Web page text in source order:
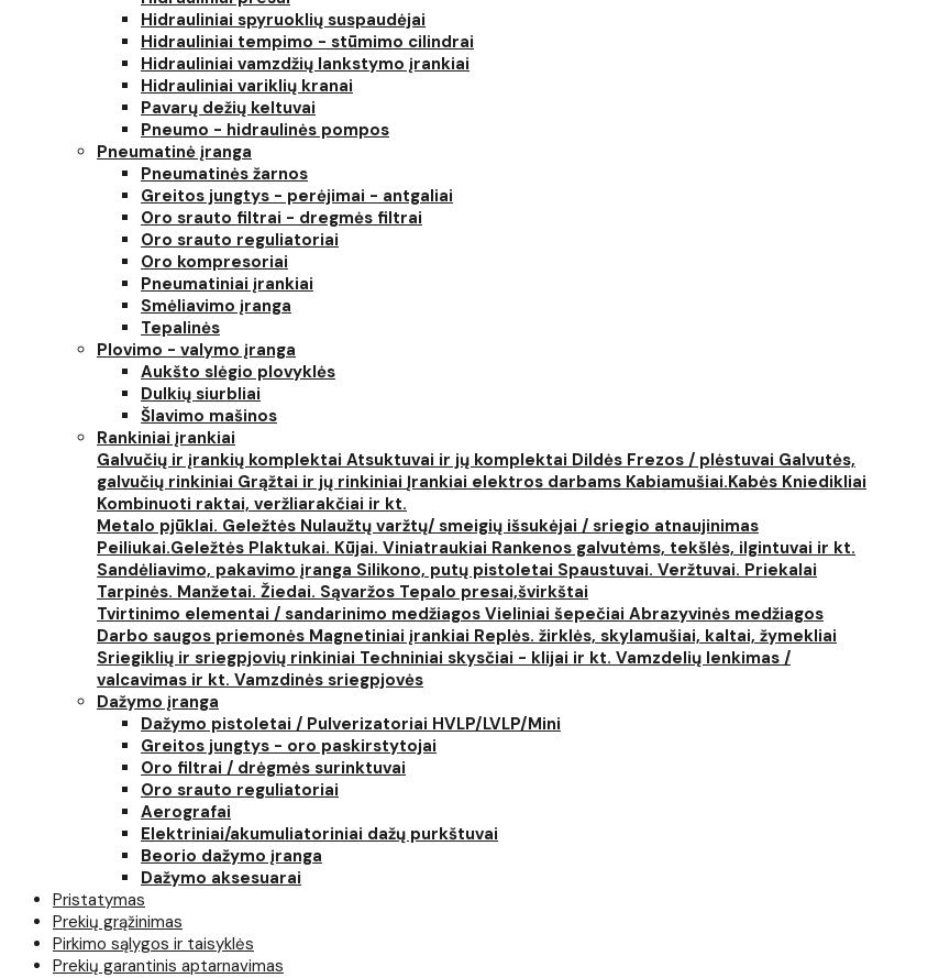
Hidrauliniai spyruoklių suspaudėjai
Hidrauliniai tempimo - stūmimo cilindrai
Hidrauliniai vamzdžių lankstymo įrankiai
Hidrauliniai variklių kranai
Pavarų dežių keltuvai
Pneumo - hidraulinės pompos
Pneumatinė įranga
Pneumatinės žarnos
Greitos jungtys - perėjimai - antgaliai
Oro srauto filtrai - dregmės filtrai
Oro srauto reguliatoriai
Oro kompresoriai
Pneumatiniai įrankiai
Smėliavimo įranga
Tepalinės
Plovimo - valymo įranga
Aukšto slėgio plovyklės
Dulkių siurbliai
Šlavimo mašinos
Rankiniai įrankiai
Galvučių ir įrankių komplektai Atsuktuvai ir jų komplektai Dildės Frezos / plėstuvai Galvutės,
galvučių rinkiniai Grąžtai ir jų rinkiniai Įrankiai elektros darbams Kabiamušiai.Kabės Kniedikliai
Kombinuoti raktai, veržliarakčiai ir kt.
Metalo pjūklai. Geležtės Nulaužtų varžtų/ smeigių išsukėjai / sriegio atnaujinimas
Peiliukai.Geležtės Plaktukai. Kūjai. Viniatraukiai Rankenos galvutėms, tekšlės, ilgintuvai ir kt.
Sandėliavimo, pakavimo įranga Silikono, putų pistoletai Spaustuvai. Veržtuvai. Priekalai
Tarpinės. Manžetai. Žiedai. Sąvaržos Tepalo presai,švirkštai
Tvirtinimo elementai / sandarinimo medžiagos Vieliniai šepečiai Abrazyvinės medžiagos
Darbo saugos priemonės Magnetiniai įrankiai Replės. žirklės, skylamušiai, kaltai, žymekliai
Sriegiklių ir sriegpjovių rinkiniai Techniniai skysčiai - klijai ir kt. Vamzdelių lenkimas /
valcavimas ir kt. Vamzdinės sriegpjovės
Dažymo įranga
Dažymo pistoletai / Pulverizatoriai HVLP/LVLP/Mini
Greitos jungtys - oro paskirstytojai
Oro filtrai / drėgmės surinktuvai
Oro srauto reguliatoriai
Aerografai
Elektriniai/akumuliatoriniai dažų purkštuvai
Beorio dažymo įranga
Dažymo aksesuarai
Pristatymas
Prekių grąžinimas
Pirkimo sąlygos ir taisyklės
Prekių garantinis aptarnavimas